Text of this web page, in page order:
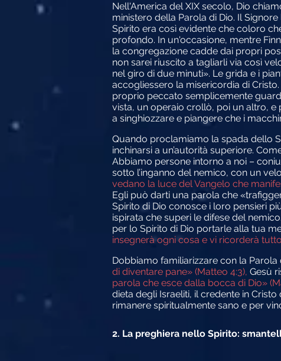
Nell'America del XIX secolo, Dio
ministero della Parola di Dio. Il
Spirito era così evidente che coloro
profondo. In un'occasione, mentre
la congregazione cadde dai propri
non sarei riuscito a tagliarli via così
nel giro di due minuti». Le grida e i
accogliessero la misericordia di
proprio peccato semplicemente
vista, un operaio crollò, poi un altro,
a singhiozzare e piangere che i
Quando proclamiamo la spada dello
inchinarsi a un’autorità superiore.
Abbiamo persone intorno a noi –
sotto l’inganno del nemico, con un
vedano la luce del Vangelo che
Egli può darti una parola che
Spirito di Dio conosce i loro pensieri
ispirata che superi le difese del
per lo Spirito di Dio portarle alla tua
insegnerà ogni cosa e vi ricorderà
Dobbiamo familiarizzare con la Parola
di diventare pane» (Matteo 4:3), Gesù
parola che esce dalla bocca di Dio»
dieta degli Israeliti, il credente in
rimanere spiritualmente sano e per
2. La preghiera nello Spirito: